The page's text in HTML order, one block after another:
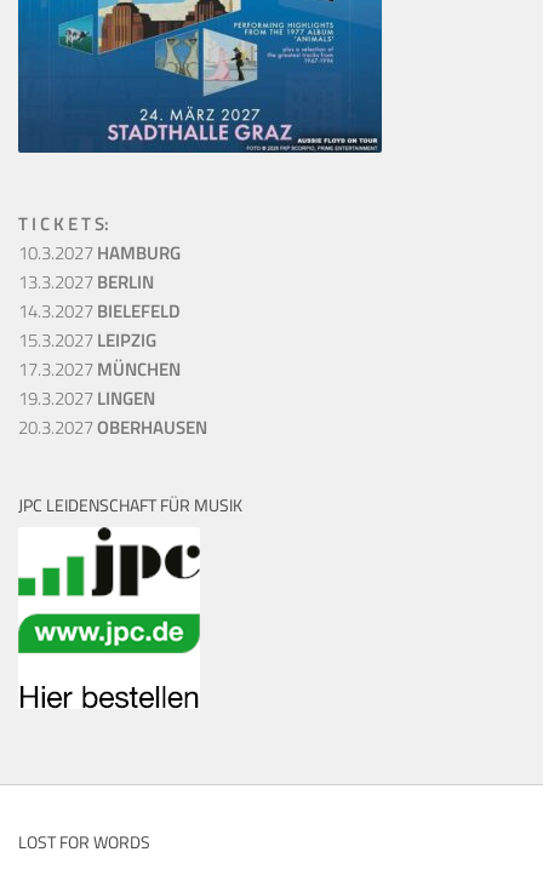
T I C K E T S:
10.3.2027HAMBURG
13.3.2027BERLIN
14.3.2027BIELEFELD
15.3.2027LEIPZIG
17.3.2027MÜNCHEN
19.3.2027LINGEN
20.3.2027OBERHAUSEN
JPC LEIDENSCHAFT FÜR MUSIK
LOST FOR WORDS